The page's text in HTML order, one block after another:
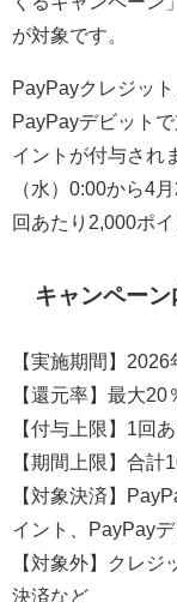
が対象です。
PayPayクレジッ
PayPayデビット
イントが付与され
（水）0:00から4
回あたり2,000ポ
キャンペー
【実施期間】
【還元率】最大20
【付与上限】1回
【期間上限】合計
【対象決済】
イント、PayPayデ
【対象外】クレ
決済など